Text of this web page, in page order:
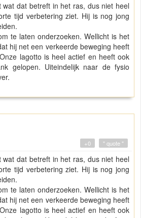
wat dat betreft in het ras, dus niet heel
tijd verbetering ziet. Hij is nog jong
te laten onderzoeken. Wellicht is het
hij net een verkeerde beweging heeft
lagotto is heel actief en heeft ook
gelopen. Uiteindelijk naar de fysio
" quote "
+0
wat dat betreft in het ras, dus niet heel
tijd verbetering ziet. Hij is nog jong
te laten onderzoeken. Wellicht is het
hij net een verkeerde beweging heeft
lagotto is heel actief en heeft ook